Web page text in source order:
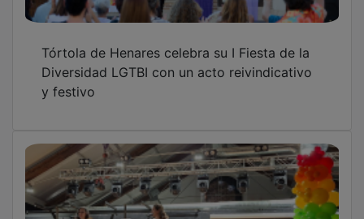
Diversidad LGTBI con un acto reivindicativo
y festivo